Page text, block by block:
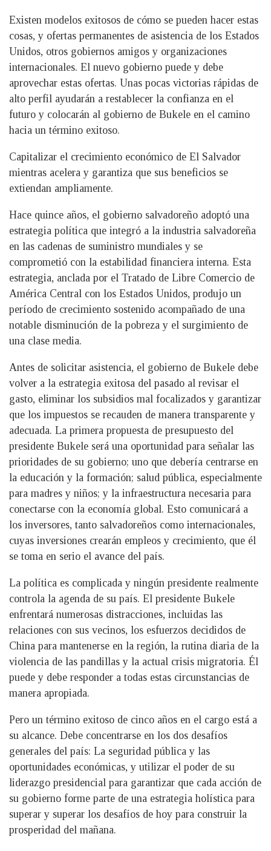
Existen modelos exitosos de cómo se pueden hacer estas
cosas, y ofertas permanentes de asistencia de los Estados
Unidos, otros gobiernos amigos y organizaciones
internacionales. El nuevo gobierno puede y debe
aprovechar estas ofertas. Unas pocas victorias rápidas de
alto perfil ayudarán a restablecer la confianza en el
futuro y colocarán al gobierno de Bukele en el camino
hacia un término exitoso.
Capitalizar el crecimiento económico de El Salvador
mientras acelera y garantiza que sus beneficios se
extiendan ampliamente.
Hace quince años, el gobierno salvadoreño adoptó una
estrategia política que integró a la industria salvadoreña
en las cadenas de suministro mundiales y se
comprometió con la estabilidad financiera interna. Esta
estrategia, anclada por el Tratado de Libre Comercio de
América Central con los Estados Unidos, produjo un
período de crecimiento sostenido acompañado de una
notable disminución de la pobreza y el surgimiento de
una clase media.
Antes de solicitar asistencia, el gobierno de Bukele debe
volver a la estrategia exitosa del pasado al revisar el
gasto, eliminar los subsidios mal focalizados y garantizar
que los impuestos se recauden de manera transparente y
adecuada. La primera propuesta de presupuesto del
presidente Bukele será una oportunidad para señalar las
prioridades de su gobierno; uno que debería centrarse en
la educación y la formación; salud pública, especialmente
para madres y niños; y la infraestructura necesaria para
conectarse con la economía global. Esto comunicará a
los inversores, tanto salvadoreños como internacionales,
cuyas inversiones crearán empleos y crecimiento, que él
se toma en serio el avance del país.
La política es complicada y ningún presidente realmente
controla la agenda de su país. El presidente Bukele
enfrentará numerosas distracciones, incluidas las
relaciones con sus vecinos, los esfuerzos decididos de
China para mantenerse en la región, la rutina diaria de la
violencia de las pandillas y la actual crisis migratoria. Él
puede y debe responder a todas estas circunstancias de
manera apropiada.
Pero un término exitoso de cinco años en el cargo está a
su alcance. Debe concentrarse en los dos desafíos
generales del país: La seguridad pública y las
oportunidades económicas, y utilizar el poder de su
liderazgo presidencial para garantizar que cada acción de
su gobierno forme parte de una estrategia holística para
superar y superar los desafíos de hoy para construir la
prosperidad del mañana.